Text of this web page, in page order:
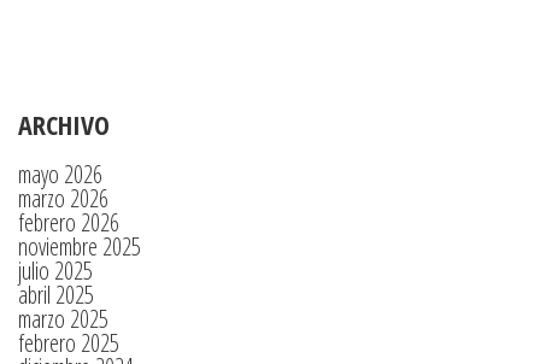
ARCHIVO
mayo 2026
marzo 2026
febrero 2026
noviembre 2025
julio 2025
abril 2025
marzo 2025
febrero 2025